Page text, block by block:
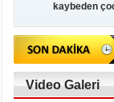
kaybeden
Video Galeri